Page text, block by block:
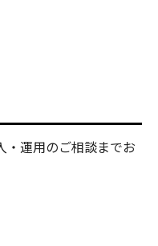
・運用のご相談までお